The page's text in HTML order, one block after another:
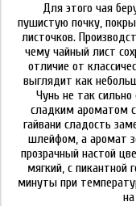
Для этого чая
пушистую почку,
листочков.
чему чайный лист
отличие от
выглядит как
Чунь не так
сладким ароматом
гайвани сладость
шлейфом, а аромат
прозрачный настой
мягкий, с пикантной
минуты при